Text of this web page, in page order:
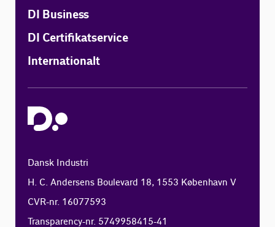
DI Business
DI Certifikatservice
Internationalt
Dansk Industri
H. C. Andersens Boulevard 18, 1553 København V
CVR-nr. 16077593
Transparency-nr. 5749958415-41